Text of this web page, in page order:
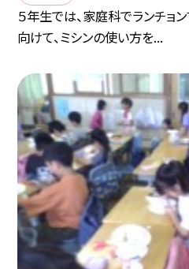
５年生では、家庭科でランチョ
向けて、ミシンの使い方を...